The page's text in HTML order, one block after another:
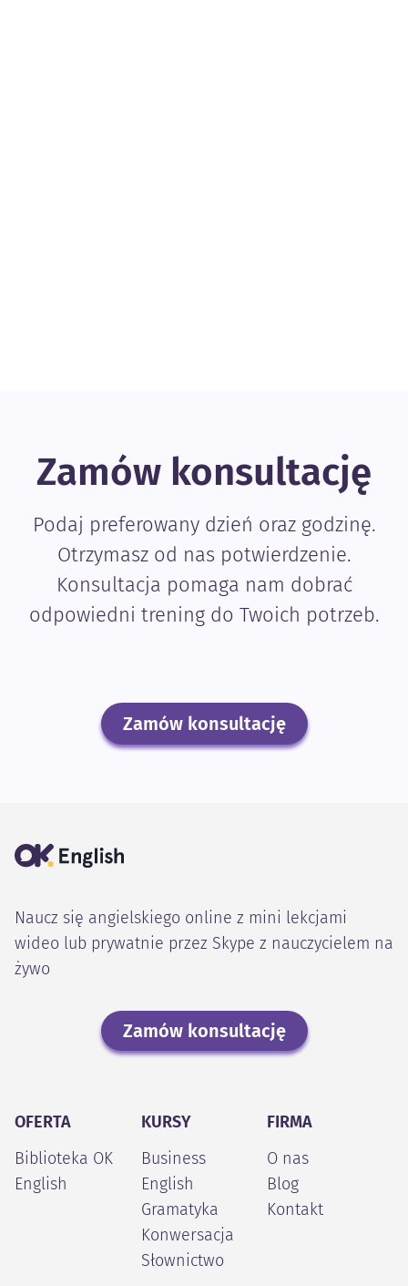
Zamów konsultację
Podaj preferowany dzień oraz godzinę.
Otrzymasz od nas potwierdzenie.
Konsultacja pomaga nam dobrać
odpowiedni trening do Twoich potrzeb.
Zamów konsultację
Naucz się angielskiego online z mini lekcjami
wideo lub prywatnie przez Skype z nauczycielem na
żywo
Zamów konsultację
OFERTA
Biblioteka OK
English
KURSY
Business
English
Gramatyka
Konwersacja
Słownictwo
FIRMA
O nas
Blog
Kontakt